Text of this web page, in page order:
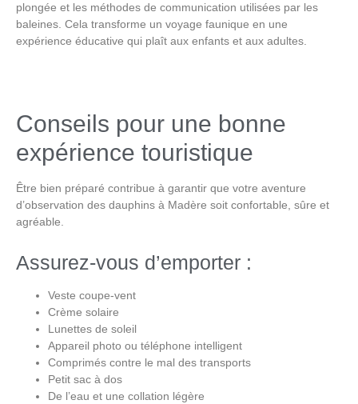
plongée et les méthodes de communication utilisées par les
baleines. Cela transforme un voyage faunique en une
expérience éducative qui plaît aux enfants et aux adultes.
Conseils pour une bonne
expérience touristique
Être bien préparé contribue à garantir que votre aventure
d’observation des dauphins à Madère soit confortable, sûre et
agréable.
Assurez-vous d’emporter :
Veste coupe-vent
Crème solaire
Lunettes de soleil
Appareil photo ou téléphone intelligent
Comprimés contre le mal des transports
Petit sac à dos
De l’eau et une collation légère